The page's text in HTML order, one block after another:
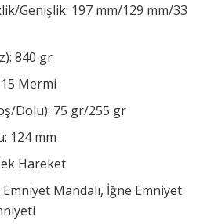
Genişlik: 197 mm/129 mm/33
840 gr
Mermi
Dolu): 75 gr/255 gr
124 mm
Hareket
Mandalı, İğne Emniyet